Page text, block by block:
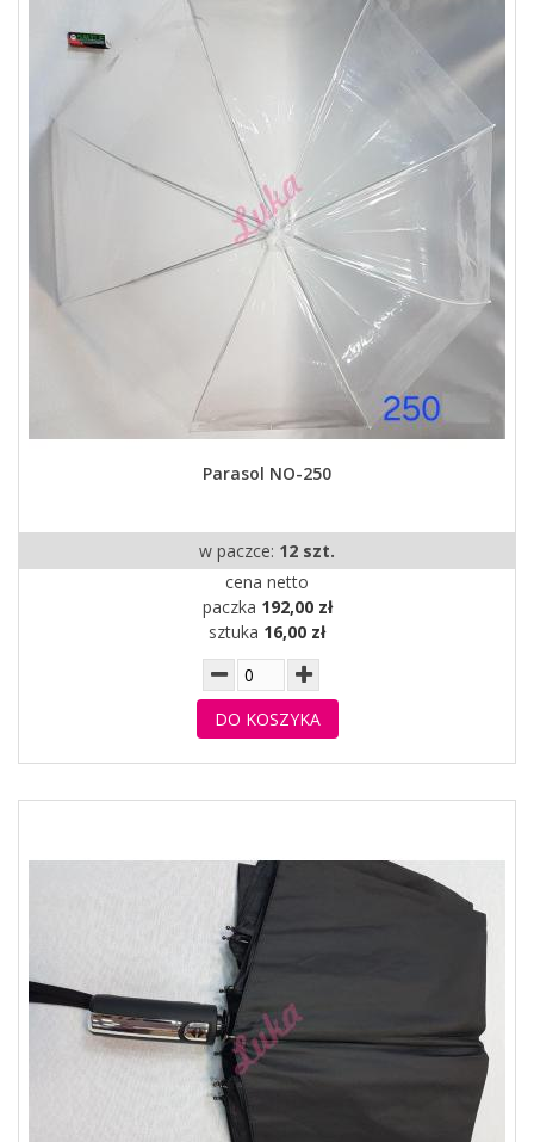
Parasol NO-250
w paczce: 12 szt.
cena netto
paczka 192,00 zł
sztuka 16,00 zł
DO KOSZYKA